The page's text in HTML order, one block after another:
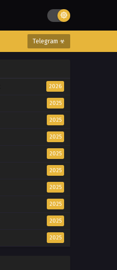
Telegram ☣
2026
2025
2025
2025
2025
2025
2025
2025
2025
2025